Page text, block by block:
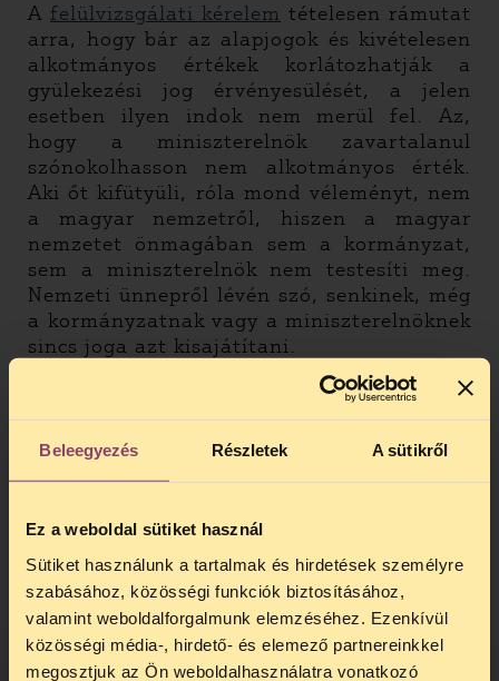
Beleegyezés Részletek A sütikről
Ez a weboldal sütiket használ
Sütiket használunk a tartalmak és hirdetések személyre
szabásához, közösségi funkciók biztosításához,
valamint weboldalforgalmunk elemzéséhez. Ezenkívül
közösségi média-, hirdető- és elemező partnereinkkel
megosztjuk az Ön weboldalhasználatra vonatkozó
A felülvizsgálati kérelem tételesen rámutat
arra, hogy bár az alapjogok és kivételesen
alkotmányos értékek korlátozhatják a
gyülekezési jog érvényesülését, a jelen
esetben ilyen indok nem merül fel. Az,
hogy a miniszterelnök zavartalanul
szónokolhasson nem alkotmányos érték.
Aki őt kifütyüli, róla mond véleményt, nem
a magyar nemzetről, hiszen a magyar
nemzetet önmagában sem a kormányzat,
sem a miniszterelnök nem testesíti meg.
Nemzeti ünnepről lévén szó, senkinek, még
a kormányzatnak vagy a miniszterelnöknek
sincs joga azt kisajátítani.
A BRFK szerint a sípolás az „állami